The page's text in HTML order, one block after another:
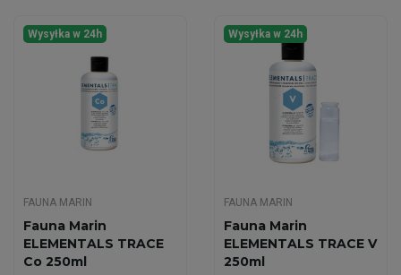
Wysyłka w 24h
FAUNA MARIN
Fauna Marin
ELEMENTALS TRACE
Co 250ml
Wysyłka w 24h
FAUNA MARIN
Fauna Marin
ELEMENTALS TRACE V
250ml